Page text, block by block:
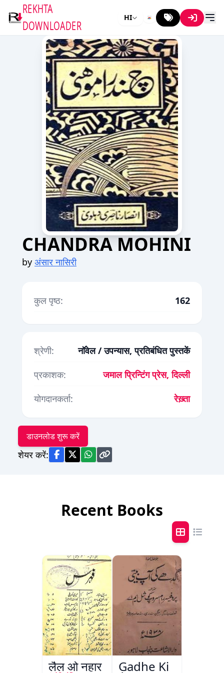
REKHTA
DOWNLOADER
HI
CHANDRA MOHINI
by अंसार नासिरी
कुल पृष्ठ: 162
श्रेणी:
नॉवेल / उपन्यास, प्रतिबंधित पुस्तकें
प्रकाशक:
जमाल प्रिन्टिंग प्रेस, दिल्ली
योगदानकर्ता:
रेख़्ता
डाउनलोड शुरू करें
शेयर करें:
Recent Books
लैल ओ नहार Gadhe Ki